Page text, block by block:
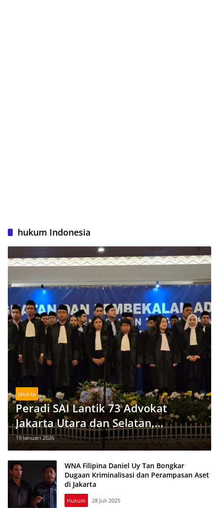
hukum Indonesia
Jakarta
Peradi SAI Lantik 73 Advokat
Jakarta Utara dan Selatan,
Tegaskan Etika dan Integritas
Profesi
19 Januari 2026
WNA Filipina Daniel Uy Tan Bongkar
Dugaan Kriminalisasi dan Perampasan Aset
di Jakarta
Hukum 28 Juli 2025